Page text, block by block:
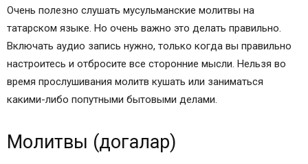
Очень полезно слушать мусульманские молитвы на
татарском языке. Но очень важно это делать правильно.
Включать аудио запись нужно, только когда вы правильно
настроитесь и отбросите все сторонние мысли. Нельзя во
время прослушивания молитв кушать или заниматься
какими-либо попутными бытовыми делами.
Молитвы (догалар)